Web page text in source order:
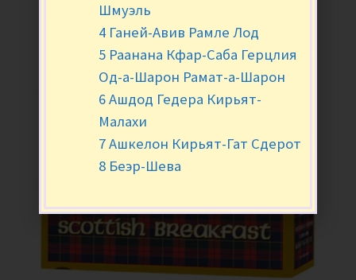
Шмуэль
4 Ганей-Авив Рамле Лод
5 Раанана Кфар-Саба Герцлия
Од-а-Шарон Рамат-а-Шарон
6 Ашдод Гедера Кирьят-
Малахи
7 Ашкелон Кирьят-Гат Сдерот
8 Беэр-Шева